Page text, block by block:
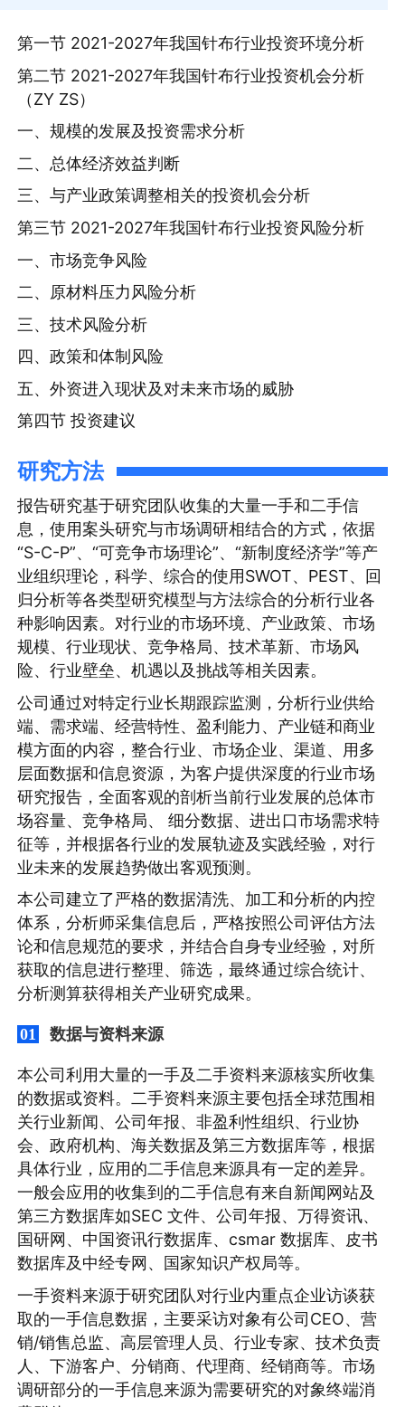
第一节 2021-2027年我国针布行业投资环境分析
第二节 2021-2027年我国针布行业投资机会分析
（ZY ZS）
一、规模的发展及投资需求分析
二、总体经济效益判断
三、与产业政策调整相关的投资机会分析
第三节 2021-2027年我国针布行业投资风险分析
一、市场竞争风险
二、原材料压力风险分析
三、技术风险分析
四、政策和体制风险
五、外资进入现状及对未来市场的威胁
第四节 投资建议
研究方法
报告研究基于研究团队收集的大量一手和二手信
息，使用案头研究与市场调研相结合的方式，依据
“S-C-P”、“可竞争市场理论”、“新制度经济学”等产
业组织理论，科学、综合的使用SWOT、PEST、回
归分析等各类型研究模型与方法综合的分析行业各
种影响因素。对行业的市场环境、产业政策、市场
规模、行业现状、竞争格局、技术革新、市场风
险、行业壁垒、机遇以及挑战等相关因素。
公司通过对特定行业长期跟踪监测，分析行业供给
端、需求端、经营特性、盈利能力、产业链和商业
模方面的内容，整合行业、市场企业、渠道、用多
层面数据和信息资源，为客户提供深度的行业市场
研究报告，全面客观的剖析当前行业发展的总体市
场容量、竞争格局、 细分数据、进出口市场需求特
征等，并根据各行业的发展轨迹及实践经验，对行
业未来的发展趋势做出客观预测。
本公司建立了严格的数据清洗、加工和分析的内控
体系，分析师采集信息后，严格按照公司评估方法
论和信息规范的要求，并结合自身专业经验，对所
获取的信息进行整理、筛选，最终通过综合统计、
分析测算获得相关产业研究成果。
01 数据与资料来源
本公司利用大量的一手及二手资料来源核实所收集
的数据或资料。二手资料来源主要包括全球范围相
关行业新闻、公司年报、非盈利性组织、行业协
会、政府机构、海关数据及第三方数据库等，根据
具体行业，应用的二手信息来源具有一定的差异。
一般会应用的收集到的二手信息有来自新闻网站及
第三方数据库如SEC 文件、公司年报、万得资讯、
国研网、中国资讯行数据库、csmar 数据库、皮书
数据库及中经专网、国家知识产权局等。
一手资料来源于研究团队对行业内重点企业访谈获
取的一手信息数据，主要采访对象有公司CEO、营
销/销售总监、高层管理人员、行业专家、技术负责
人、下游客户、分销商、代理商、经销商等。市场
调研部分的一手信息来源为需要研究的对象终端消